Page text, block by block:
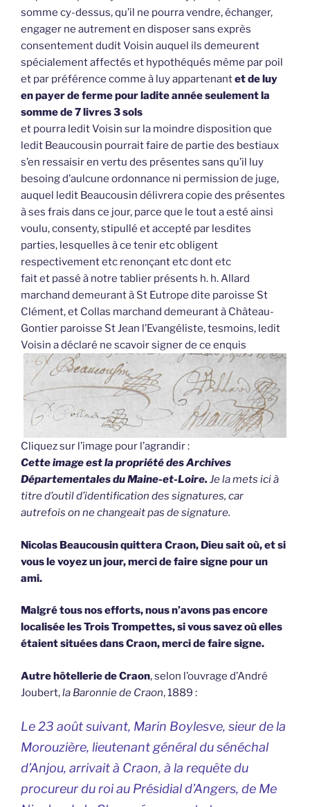
somme cy-dessus, qu’il ne pourra vendre, échanger,
engager ne autrement en disposer sans exprès
consentement dudit Voisin auquel ils demeurent
spécialement affectés et hypothéqués même par poil
et par préférence comme à luy appartenantet de luy
en payer de ferme pour ladite année seulement la
somme de 7 livres 3 sols
et pourra ledit Voisin sur la moindre disposition que
ledit Beaucousin pourrait faire de partie des bestiaux
s’en ressaisir en vertu des présentes sans qu’il luy
besoing d’aulcune ordonnance ni permission de juge,
auquel ledit Beaucousin délivrera copie des présentes
à ses frais dans ce jour, parce que le tout a esté ainsi
voulu, consenty, stipullé et accepté par lesdites
parties, lesquelles à ce tenir etc obligent
respectivement etc renonçant etc dont etc
fait et passé à notre tablier présents h. h. Allard
marchand demeurant à St Eutrope dite paroisse St
Clément, et Collas marchand demeurant à Château-
Gontier paroisse St Jean l’Evangéliste, tesmoins, ledit
Voisin a déclaré ne scavoir signer de ce enquis
Cliquez sur l’image pour l’agrandir :
Cette image est la propriété des Archives
Départementales du Maine-et-Loire. Je la mets ici à
titre d’outil d’identification des signatures, car
autrefois on ne changeait pas de signature.
Nicolas Beaucousin quittera Craon, Dieu sait où, et si
vous le voyez un jour, merci de faire signe pour un
ami.
Malgré tous nos efforts, nous n’avons pas encore
localisée les Trois Trompettes, si vous savez où elles
étaient situées dans Craon, merci de faire signe.
Autre hôtellerie de Craon, selon l’ouvrage d’André
Joubert,la Baronnie de Craon, 1889 :
Le 23 août suivant, Marin Boylesve, sieur de la
Morouzière, lieutenant général du sénéchal
d’Anjou, arrivait à Craon, à la requête du
procureur du roi au Présidial d’Angers, de Me